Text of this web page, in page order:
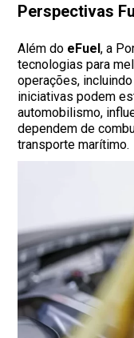
Perspectivas
Além do eFuel, a
tecnologias para
operações,
iniciativas podem
automobilismo,
dependem de
transporte marítimo.